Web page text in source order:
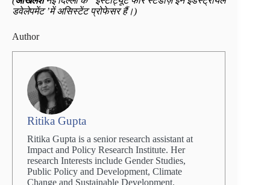
डवेलेपमेंट ’में असिस्टेंट प्रोफेसर हैं।)
Author
Ritika Gupta
Ritika Gupta is a senior research assistant at
Impact and Policy Research Institute. Her
research Interests include Gender Studies,
Public Policy and Development, Climate
Change and Sustainable Development.